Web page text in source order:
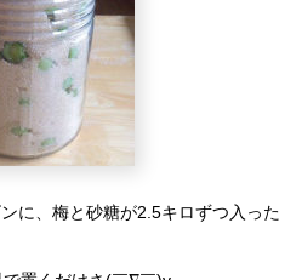
に、梅と砂糖が2.5キロずつ入った